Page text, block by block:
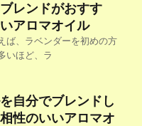
レンドがおすす
アロマオイル
ば、ラベンダーを初めの方
いほど、ラ
自分でブレンドし
性のいいアロマオ